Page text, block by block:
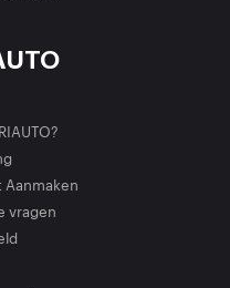
Aanmaken
vragen